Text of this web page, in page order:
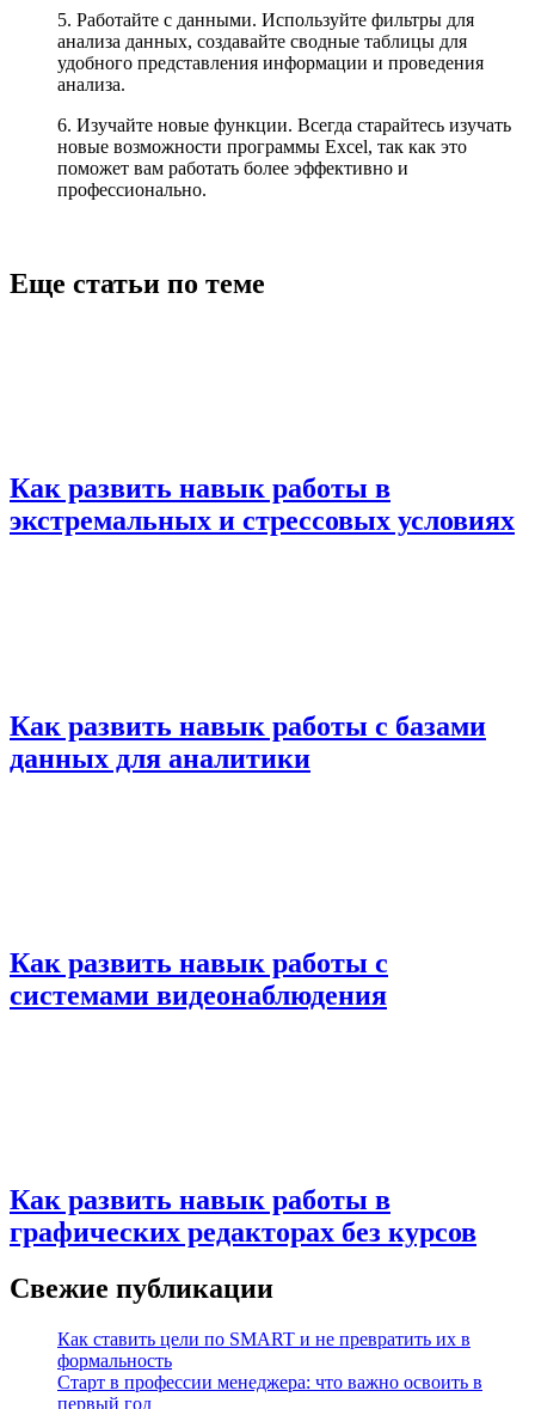
5. Работайте с данными. Используйте фильтры для
анализа данных, создавайте сводные таблицы для
удобного представления информации и проведения
анализа.
6. Изучайте новые функции. Всегда старайтесь изучать
новые возможности программы Excel, так как это
поможет вам работать более эффективно и
профессионально.
Еще статьи по теме
Как развить навык работы в
экстремальных и стрессовых условиях
Как развить навык работы с базами
данных для аналитики
Как развить навык работы с
системами видеонаблюдения
Как развить навык работы в
графических редакторах без курсов
Свежие публикации
Как ставить цели по SMART и не превратить их в
формальность
Старт в профессии менеджера: что важно освоить в
первый год